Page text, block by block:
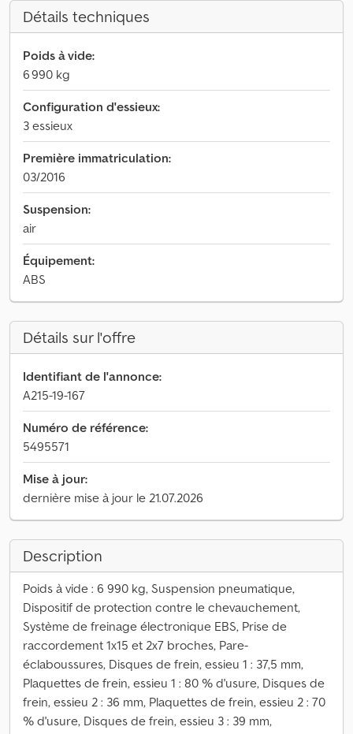
Détails techniques
Poids à vide:
6 990 kg
Configuration d'essieux:
3 essieux
Première immatriculation:
03/2016
Suspension:
air
Équipement:
ABS
Détails sur l'offre
Identifiant de l'annonce:
A215-19-167
Numéro de référence:
5495571
Mise à jour:
dernière mise à jour le 21.07.2026
Description
Poids à vide : 6 990 kg, Suspension pneumatique,
Dispositif de protection contre le chevauchement,
Système de freinage électronique EBS, Prise de
raccordement 1x15 et 2x7 broches, Pare-
éclaboussures, Disques de frein, essieu 1 : 37,5 mm,
Plaquettes de frein, essieu 1 : 80 % d'usure, Disques de
frein, essieu 2 : 36 mm, Plaquettes de frein, essieu 2 : 70
% d'usure, Disques de frein, essieu 3 : 39 mm,